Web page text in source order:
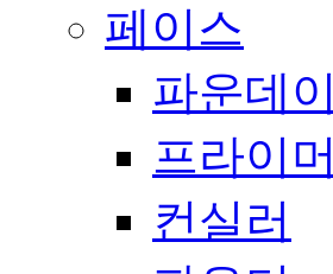
페이스
파운데
프라이머
컨실러